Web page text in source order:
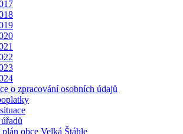
o zpracování osobních údajů
obce Velká Štáhle